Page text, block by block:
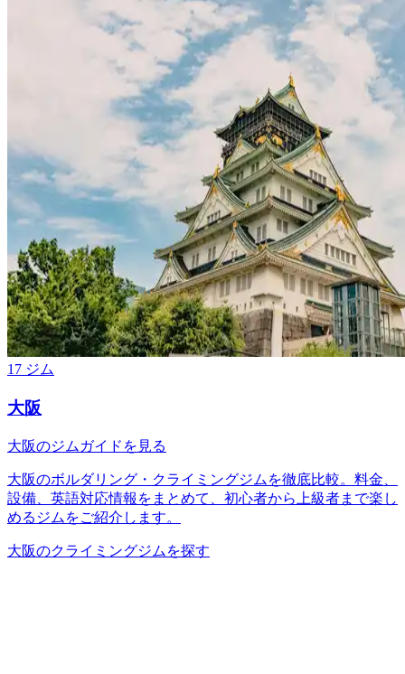
17 ジム
大阪
大阪のジムガイドを見る
大阪のボルダリング・クライミングジムを徹底比較。料金、
設備、英語対応情報をまとめて、初心者から上級者まで楽し
めるジムをご紹介します。
大阪のクライミングジムを探す